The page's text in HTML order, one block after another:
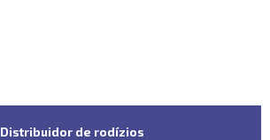
Distribuidor de rodízios